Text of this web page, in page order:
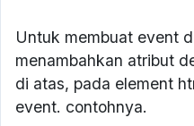
Untuk membuat event
menambahkan atribut
di atas, pada element
event. contohnya.